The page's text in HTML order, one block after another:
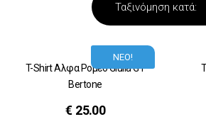
ΝΕΟ!
T-Shirt Αλφα Ρομεο Giulia GT
Bertone
€ 25.00